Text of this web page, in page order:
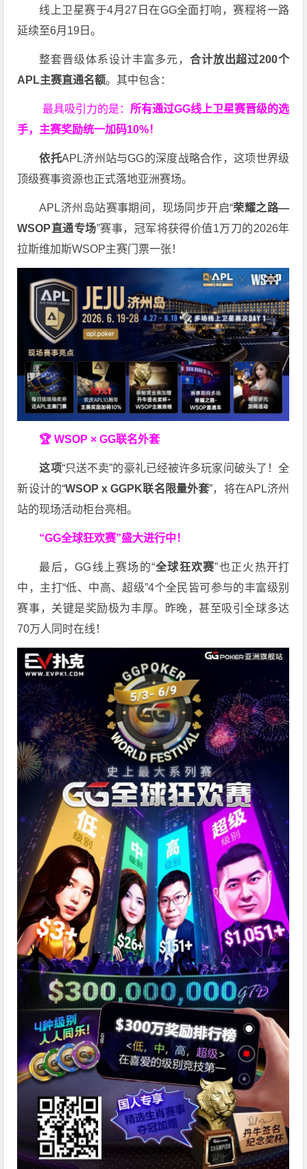
线上卫星赛于4月27日在GG全面打响，赛程将一路
延续至6月19日。
整套晋级体系设计丰富多元， 合计放出超过200个
APL主赛直通名额。其中包含：
最具吸引力的是： 所有通过GG线上卫星赛晋级的选
手，主赛奖励统一加码10%！
依托APL济州站与GG的深度战略合作，这项世界级
顶级赛事资源也正式落地亚洲赛场。
APL济州岛站赛事期间，现场同步开启“荣耀之路—
WSOP直通专场”赛事，冠军将获得价值1万刀的2026年
拉斯维加斯WSOP主赛门票一张！
🏆 WSOP × GG联名外套
这项“只送不卖”的豪礼已经被许多玩家问破头了！全
新设计的“WSOP x GGPK联名限量外套”，将在APL济州
站的现场活动柜台亮相。
“GG全球狂欢赛”盛大进行中！
最后，GG线上赛场的“全球狂欢赛”也正火热开打
中，主打“低、中高、超级”4个全民皆可参与的丰富级别
赛事，关键是奖励极为丰厚。
昨晚，甚至吸引全球多达
70万人同时在线！